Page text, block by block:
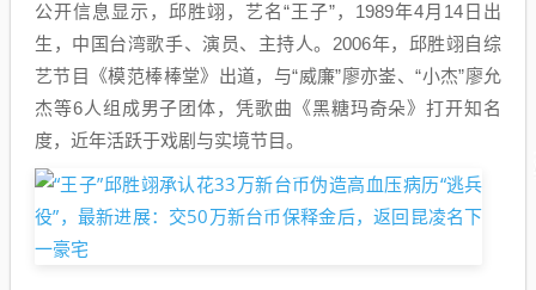
公开信息显示，邱胜翊，艺名“王子”，1989年4月14日出
生，中国台湾歌手、演员、主持人。2006年，邱胜翊自综
艺节目《模范棒棒堂》出道，与“威廉”廖亦崟、“小杰”廖允
杰等6人组成男子团体，凭歌曲《黑糖玛奇朵》打开知名
度，近年活跃于戏剧与实境节目。